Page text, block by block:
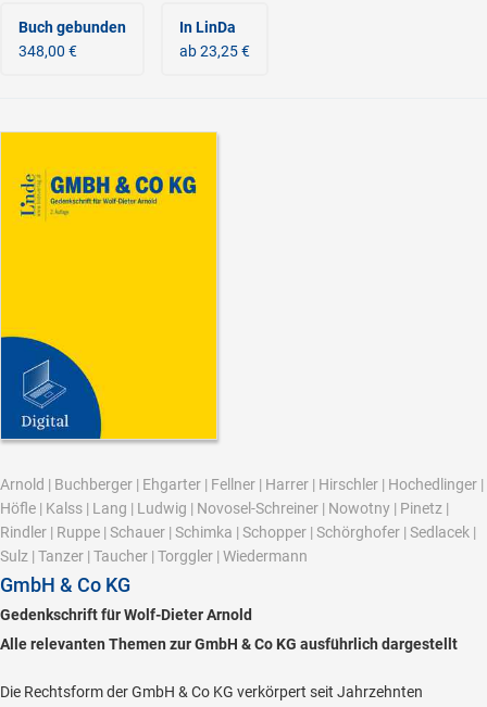
Buch gebunden
348,00 €
In LinDa
ab 23,25 €
Arnold | Buchberger | Ehgarter | Fellner | Harrer | Hirschler | Hochedlinger |
Höfle | Kalss | Lang | Ludwig | Novosel-Schreiner | Nowotny | Pinetz |
Rindler | Ruppe | Schauer | Schimka | Schopper | Schörghofer | Sedlacek |
Sulz | Tanzer | Taucher | Torggler | Wiedermann
GmbH & Co KG
Gedenkschrift für Wolf-Dieter Arnold
Alle relevanten Themen zur GmbH & Co KG ausführlich dargestellt
Die Rechtsform der GmbH & Co KG verkörpert seit Jahrzehnten